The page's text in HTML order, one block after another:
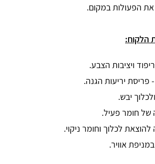
הפעולות במקום.
הלקוח:
ויציבות הצבע.
פריסת יריעות הגנה.
יבש.
חומר פעיל.
להוצאת לכלוך וחומר ניקוי.
אוויר.